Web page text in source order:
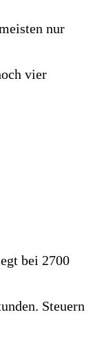
nur
vier
bei 2700
Steuern